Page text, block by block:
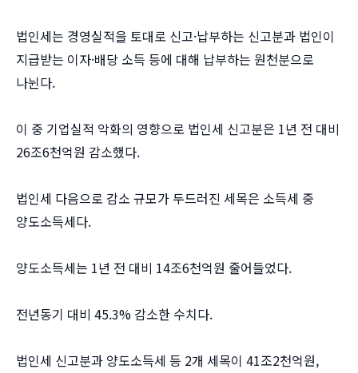
법인세는 경영실적을 토대로 신고·납부하는 신고분과 법인이
지급받는 이자·배당 소득 등에 대해 납부하는 원천분으로
나뉜다.
이 중 기업실적 악화의 영향으로 법인세 신고분은 1년 전 대비
26조6천억원 감소했다.
법인세 다음으로 감소 규모가 두드러진 세목은 소득세 중
양도소득세다.
양도소득세는 1년 전 대비 14조6천억원 줄어들었다.
전년동기 대비 45.3% 감소한 수치다.
법인세 신고분과 양도소득세 등 2개 세목이 41조2천억원,